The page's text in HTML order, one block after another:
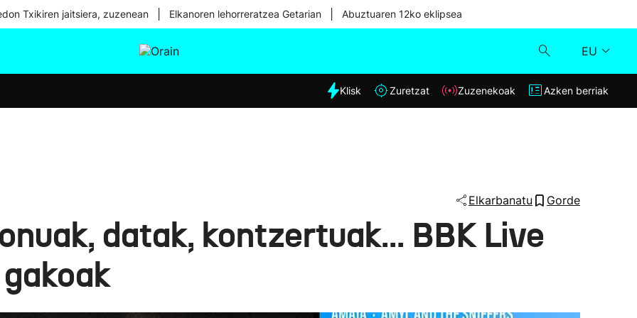
Txikiren jaitsiera, zuzenean Elkanoren lehorreratzea Getarian Abuztuaren 12ko eklipsea
EU
Eguraldia
Klisk
Azken berriak
Klisk Zuretzat Zuzenekoak Azken berriak
Elkarbanatu Gorde
datak, kontzertuak... BBK Live